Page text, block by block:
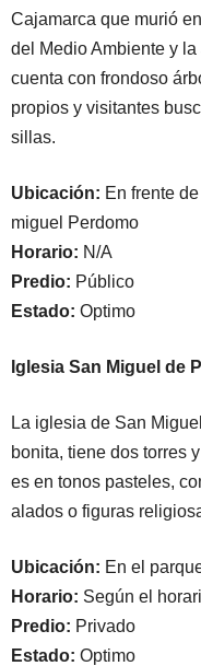
Cajamarca que murió
del Medio Ambiente y
cuenta con frondoso
propios y visitantes
sillas.
Ubicación: En frente
miguel Perdomo
Horario: N/A
Predio: Público
Estado: Optimo
Iglesia San Miguel de
La iglesia de San
bonita, tiene dos torres
es en tonos pasteles,
alados o figuras
Ubicación: En el
Horario: Según el
Predio: Privado
Estado: Optimo